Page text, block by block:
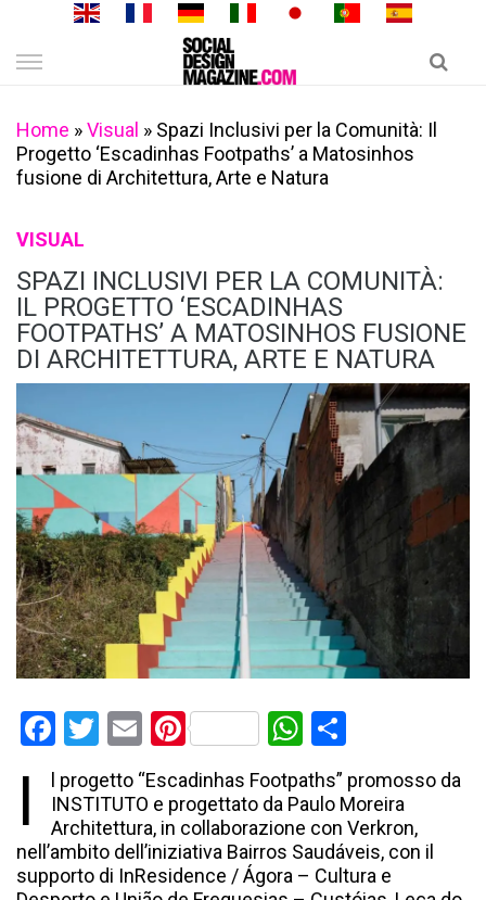
to
Home »Visual » Spazi Inclusivi per la Comunità: Il
Progetto ‘Escadinhas Footpaths’ a Matosinhos
fusione di Architettura, Arte e Natura
VISUAL
SPAZI INCLUSIVI PER LA COMUNITÀ:
IL PROGETTO ‘ESCADINHAS
FOOTPATHS’ A MATOSINHOS FUSIONE
DI ARCHITETTURA, ARTE E NATURA
Facebook
Twitter
EmailPinterestWhatsApp
I
l progetto “Escadinhas Footpaths” promosso da
INSTITUTO e progettato da Paulo Moreira
Architettura, in collaborazione con Verkron,
nell’ambito dell’iniziativa Bairros Saudáveis, con il
supporto di InResidence / Ágora – Cultura e